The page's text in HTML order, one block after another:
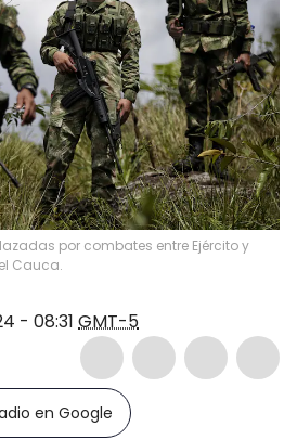
por combates entre Ejército y
Cauca.
- 08:31 GMT-5
en Google